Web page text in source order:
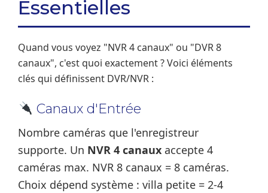
Essentielles
Quand vous voyez "NVR 4 canaux" ou "DVR 8
canaux", c'est quoi exactement ? Voici éléments
clés qui définissent DVR/NVR :
Canaux d'Entrée
Nombre caméras que l'enregistreur
supporte. Un NVR 4 canaux accepte 4
caméras max. NVR 8 canaux = 8 caméras.
Choix dépend système : villa petite = 2-4